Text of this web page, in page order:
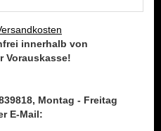
innerhalb von
Vorauskasse!
Montag - Freitag
E-Mail: